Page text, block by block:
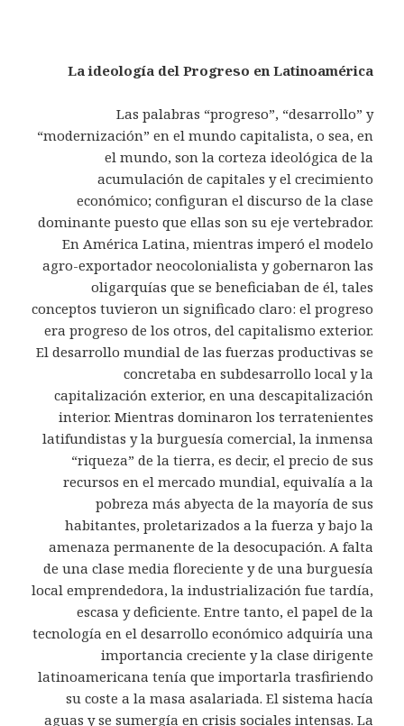
La ideología del Progreso en Latinoamérica
Las palabras “progreso”, “desarrollo” y
“modernización” en el mundo capitalista, o sea, en
el mundo, son la corteza ideológica de la
acumulación de capitales y el crecimiento
económico; configuran el discurso de la clase
dominante puesto que ellas son su eje vertebrador.
En América Latina, mientras imperó el modelo
agro-exportador neocolonialista y gobernaron las
oligarquías que se beneficiaban de él, tales
conceptos tuvieron un significado claro: el progreso
era progreso de los otros, del capitalismo exterior.
El desarrollo mundial de las fuerzas productivas se
concretaba en subdesarrollo local y la
capitalización exterior, en una descapitalización
interior. Mientras dominaron los terratenientes
latifundistas y la burguesía comercial, la inmensa
“riqueza” de la tierra, es decir, el precio de sus
recursos en el mercado mundial, equivalía a la
pobreza más abyecta de la mayoría de sus
habitantes, proletarizados a la fuerza y bajo la
amenaza permanente de la desocupación. A falta
de una clase media floreciente y de una burguesía
local emprendedora, la industrialización fue tardía,
escasa y deficiente. Entre tanto, el papel de la
tecnología en el desarrollo económico adquiría una
importancia creciente y la clase dirigente
latinoamericana tenía que importarla trasfiriendo
su coste a la masa asalariada. El sistema hacía
aguas y se sumergía en crisis sociales intensas. La